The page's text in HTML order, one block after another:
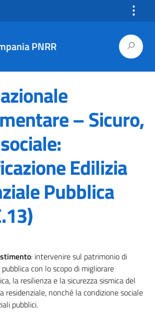
⋮
PNRR
– Sicuro,
Edilizia
Pubblica
: intervenire sul patrimonio di
con lo scopo di migliorare
la resilienza e la sicurezza sismica del
residenziale, nonché la condizione sociale
pubblici.